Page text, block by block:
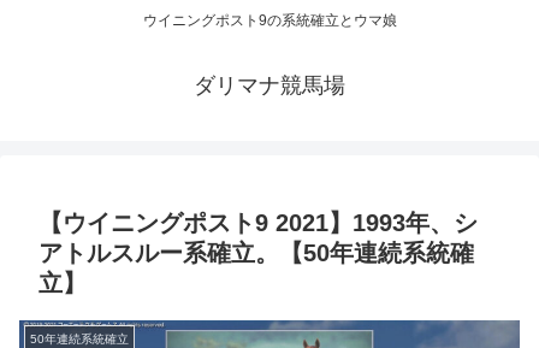
ウイニングポスト9の系統確立とウマ娘
ダリマナ競馬場
【ウイニングポスト9 2021】1993年、シ
アトルスルー系確立。【50年連続系統確
立】
50年連続系統確立